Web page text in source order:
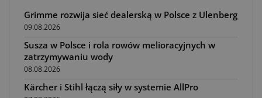
Grimme rozwija sieć dealerską w Polsce z Ulenberg
09.08.2026
Susza w Polsce i rola rowów melioracyjnych w
zatrzymywaniu wody
08.08.2026
Kärcher i Stihl łączą siły w systemie AllPro